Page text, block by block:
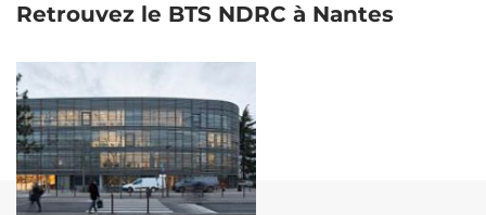
Retrouvez le BTS NDRC à Nantes